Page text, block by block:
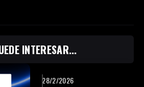
INTERESAR...
28/2/2026